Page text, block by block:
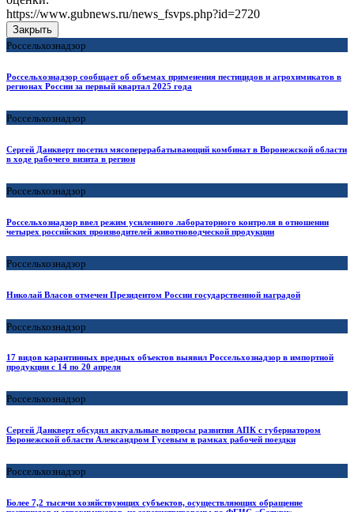
https://www.gubnews.ru/news_fsvps.php?id=2720
Закрыть
Россельхознадзор
Россельхознадзор сообщает об объемах применения пестицидов и агрохимикатов в
регионах России за первый квартал 2025 года
Россельхознадзор
Сергей Данкверт посетил мясоперерабатывающий комбинат в Воронежской области
в ходе рабочего визита в регион
Россельхознадзор
Россельхознадзор ввел режим усиленного лабораторного контроля в отношении
четырех российских производителей животноводческой продукции
Россельхознадзор
Николай Власов отмечен Президентом России государственной наградой
Россельхознадзор
17 видов карантинных вредных объектов выявил Россельхознадзор в импортной
продукции с 14 по 20 апреля
Россельхознадзор
Сергей Данкверт обсудил актуальные вопросы развития АПК с губернатором
Воронежской области Александром Гусевым в рамках рабочей поездки
Россельхознадзор
Более 7,2 тысячи хозяйствующих субъектов, осуществляющих обращение